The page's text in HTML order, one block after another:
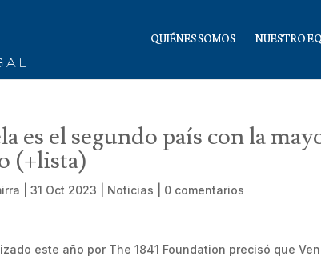
QUIÉNES SOMOS NUESTRO
es el segundo país con la
(+lista)
|31 Oct 2023 Noticias 0 comentarios
este año por The 1841 Foundation precisó que